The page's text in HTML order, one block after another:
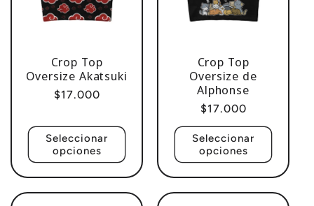
ó
:
Crop Top
Oversize Akatsuki
Precio
$17.000
Seleccionar
opciones
Crop Top
Oversize de
Alphonse
Precio
habitual
$17.000
Seleccionar
opciones